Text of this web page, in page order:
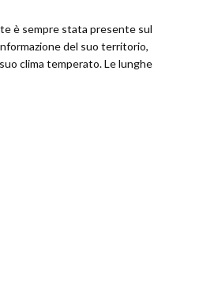
è sempre stata presente sul
del suo territorio,
clima temperato. Le lunghe